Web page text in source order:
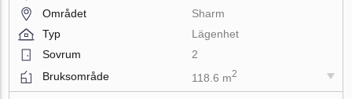
Området
Sharm
Typ
Lägenhet
Sovrum
2
Bruksområde
118.6 m2